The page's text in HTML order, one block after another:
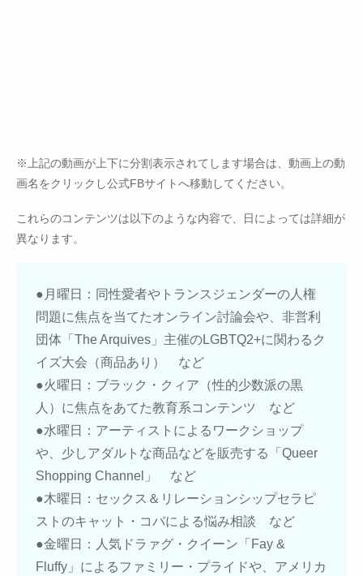
※上記の動画が上下に分割表示されてします場合は、動画上の動
画名をクリックし公式FBサイトへ移動してください。
これらのコンテンツは以下のような内容で、日によっては詳細が
異なります。
●月曜日：同性愛者やトランスジェンダーの人権
問題に焦点を当てたオンライン討論会や、非営利
団体「The Arquives」主催のLGBTQ2+に関わるク
イズ大会（商品あり） など
●火曜日：ブラック・クィア（性的少数派の黒
人）に焦点をあてた教育系コンテンツ など
●水曜日：アーティストによるワークショップ
や、少しアダルトな商品などを販売する「Queer
Shopping Channel」 など
●木曜日：セックス＆リレーションシップセラピ
ストのキャット・コバによる悩み相談 など
●金曜日：人気ドラァグ・クイーン「Fay &
Fluffy」によるファミリー・プライドや、アメリカ